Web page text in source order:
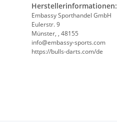
Herstellerinformationen:
Embassy Sporthandel GmbH
Eulerstr. 9
Münster, , 48155
info@embassy-sports.com
https://bulls-darts.com/de